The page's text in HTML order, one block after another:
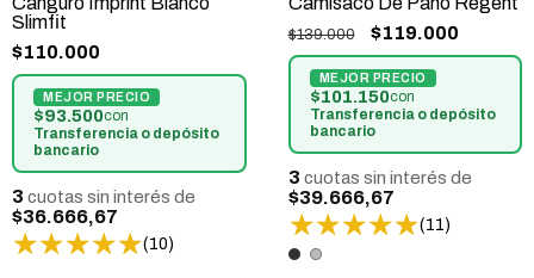
Slimfit
(10)
$110.000
$93.500con
Transferencia o depósito
bancario
3 cuotas sin interés de
$36.666,67 (11)
$139.000 $119.000
$101.150con
Transferencia o depósito
bancario
3 cuotas sin interés de
$39.666,67